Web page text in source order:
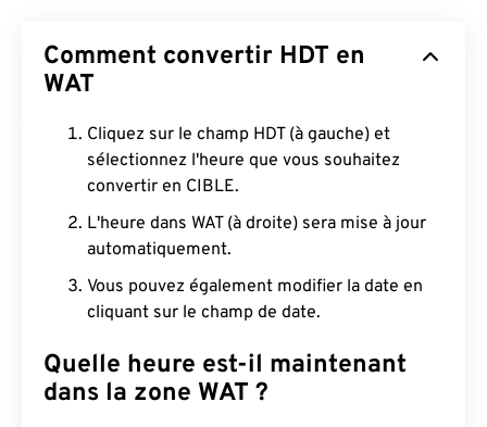
Comment convertir HDT en
WAT
Cliquez sur le champ HDT (à gauche) et
sélectionnez l'heure que vous souhaitez
convertir en CIBLE.
L'heure dans WAT (à droite) sera mise à jour
automatiquement.
Vous pouvez également modifier la date en
cliquant sur le champ de date.
Quelle heure est-il maintenant
dans la zone WAT ?